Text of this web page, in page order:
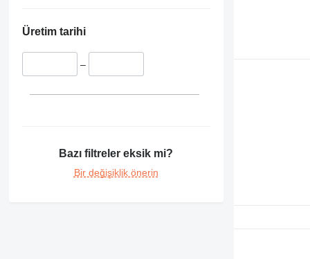
365
374
432
Üretim tarihi
–
Bazı filtreler eksik mi?
Bir değişiklik önerin